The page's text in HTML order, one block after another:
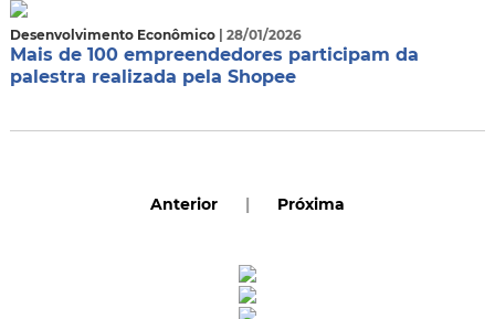
Desenvolvimento Econômico | 28/01/2026
Mais de 100 empreendedores participam da
palestra realizada pela Shopee
Anterior | Próxima